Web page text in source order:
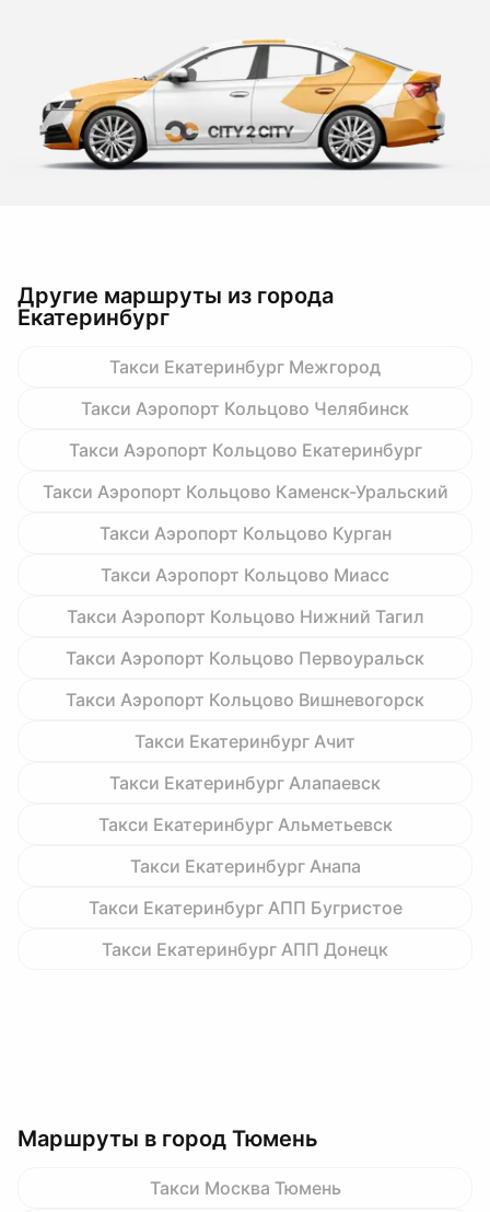
Другие маршруты из города
Екатеринбург
Такси Екатеринбург Межгород
Такси Аэропорт Кольцово Челябинск
Такси Аэропорт Кольцово Екатеринбург
Такси Аэропорт Кольцово Каменск-Уральский
Такси Аэропорт Кольцово Курган
Такси Аэропорт Кольцово Миасс
Такси Аэропорт Кольцово Нижний Тагил
Такси Аэропорт Кольцово Первоуральск
Такси Аэропорт Кольцово Вишневогорск
Такси Екатеринбург Ачит
Такси Екатеринбург Алапаевск
Такси Екатеринбург Альметьевск
Такси Екатеринбург Анапа
Такси Екатеринбург АПП Бугристое
Такси Екатеринбург АПП Донецк
Маршруты в город Тюмень
Такси Москва Тюмень